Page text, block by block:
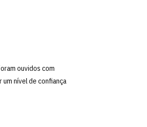
ouvidos com
nível de confiança